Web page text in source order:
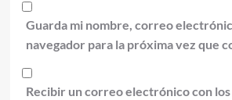
Guarda mi nombre, correo
navegador para la próxima vez que
Recibir un correo electrónico con